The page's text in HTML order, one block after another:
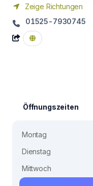
Zeige Richtungen
01525-7930745
Öffnungszeiten
Montag
Dienstag
Mittwoch